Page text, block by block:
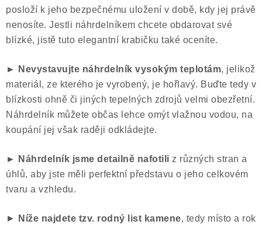
posloží k jeho bezpečnému uložení v době, kdy jej právě
nenosíte. Jestli náhrdelníkem chcete obdarovat své
blízké, jistě tuto elegantní krabičku také oceníte.
► Nevystavujte náhrdelník vysokým teplotám, jelikož
materiál, ze kterého je vyrobený, je hořlavý. Buďte tedy v
blízkosti ohně či jiných tepelných zdrojů velmi obezřetní.
Náhrdelník můžete občas lehce omýt vlažnou vodou, na
koupání jej však raději odkládejte.
► Náhrdelník jsme detailně nafotili z různých stran a
úhlů, aby jste měli perfektní představu o jeho celkovém
tvaru a vzhledu.
► Níže najdete tzv. rodný list kamene, tedy místo a rok